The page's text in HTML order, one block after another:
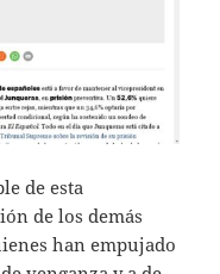
de esta
de los demás
han empujado